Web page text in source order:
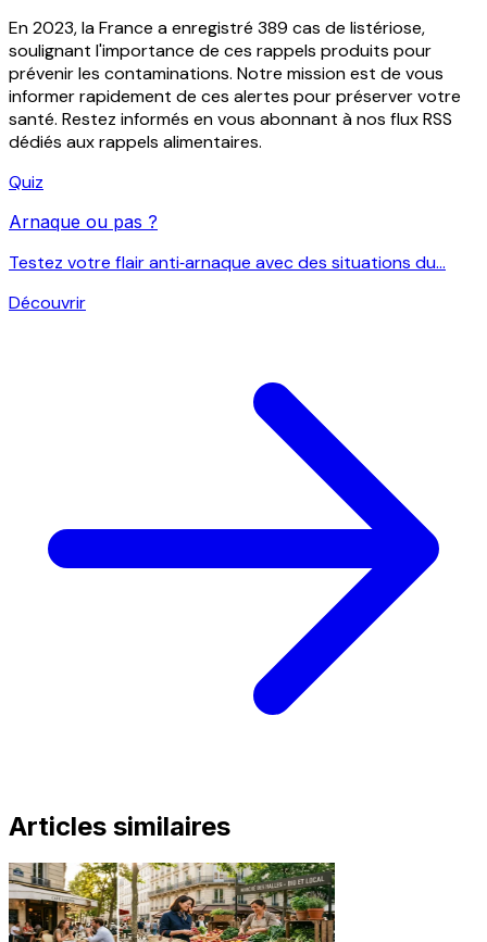
En 2023, la France a enregistré 389 cas de listériose,
soulignant l'importance de ces rappels produits pour
prévenir les contaminations. Notre mission est de vous
informer rapidement de ces alertes pour préserver votre
santé. Restez informés en vous abonnant à nos flux RSS
dédiés aux rappels alimentaires.
Quiz
Arnaque ou pas ?
Testez votre flair anti‑arnaque avec des situations du...
Découvrir
Articles similaires